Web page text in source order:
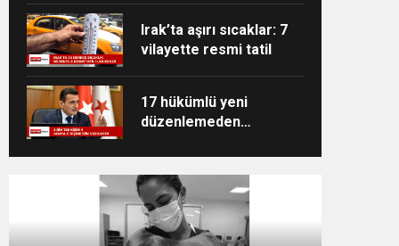
Irak’ta aşırı sıcaklar: 7
vilayette resmi tatil
17 hükümlü yeni
düzenlemeden